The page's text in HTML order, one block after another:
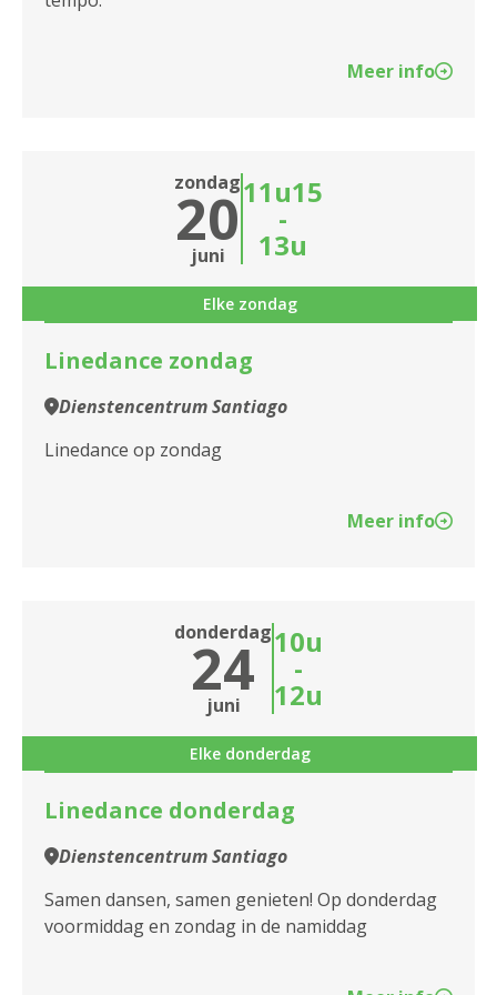
Meer info
zondag
20
juni
11u15
-
13u
Elke zondag
Linedance zondag
Dienstencentrum Santiago
Linedance op zondag
Meer info
donderdag
24
juni
10u
-
12u
Elke donderdag
Linedance donderdag
Dienstencentrum Santiago
Samen dansen, samen genieten! Op donderdag
voormiddag en zondag in de namiddag